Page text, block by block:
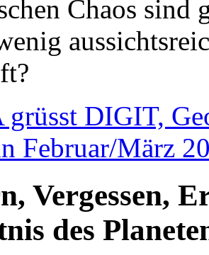
Chaos sind
DIGIT,
Februar/März
Vergessen,
des